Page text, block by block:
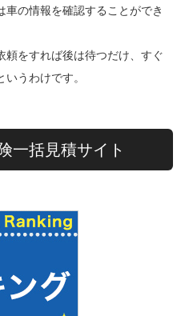
の情報を確認することができ
頼をすれば後は待つだけ、すぐ
うわけです。
一括見積サイト